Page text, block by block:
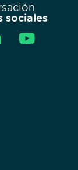
sociales